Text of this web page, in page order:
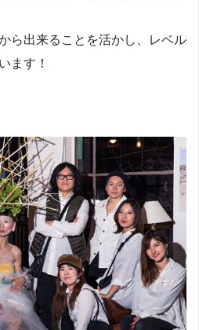
ら出来ることを活かし、レベル
ます！